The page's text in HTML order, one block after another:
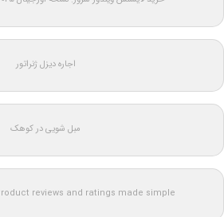
اجاره دیزل ژنراتور
مبل شویی در کوهک
reviews and ratings made simple